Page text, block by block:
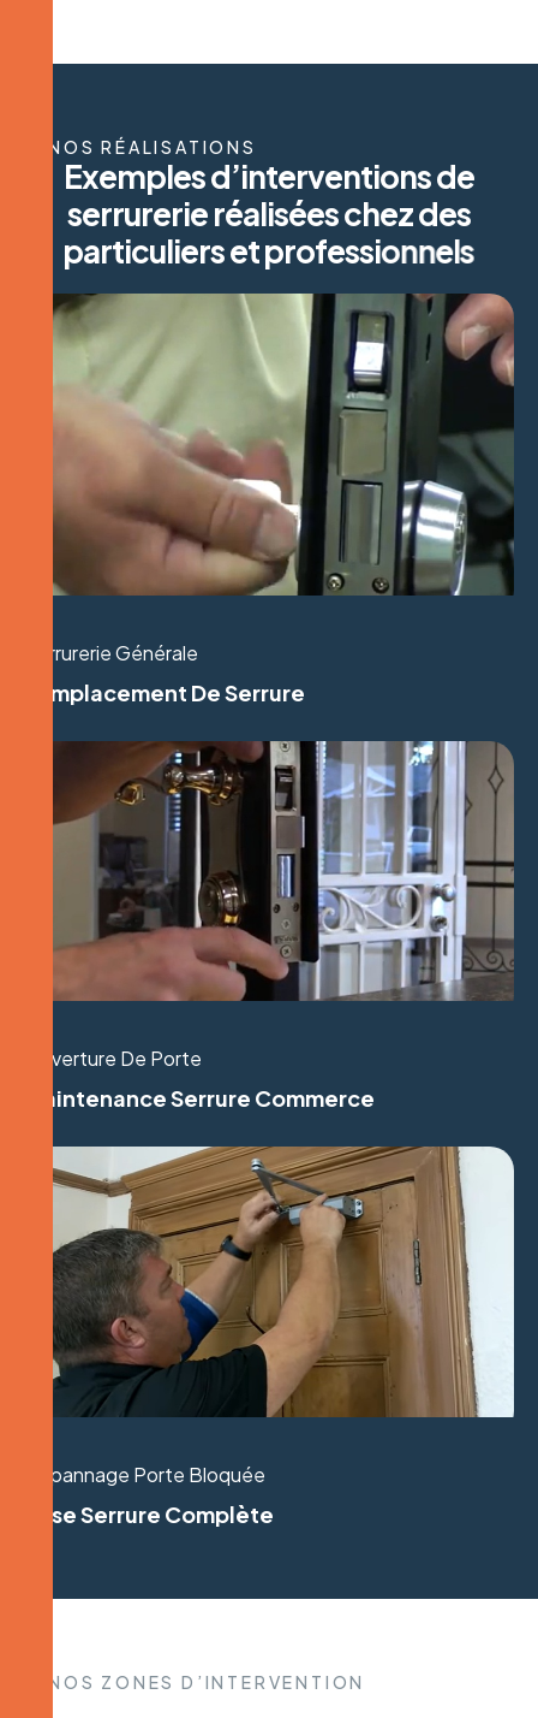
NOS RÉALISATIONS
Exemplesd’interventionsde
serrurerieréaliséeschezdes
particuliersetprofessionnels
Serrurerie Générale
Remplacement De Serrure
Ouverture De Porte
Maintenance Serrure Commerce
Dépannage Porte Bloquée
Pose Serrure Complète
NOS ZONES D’INTERVENTION